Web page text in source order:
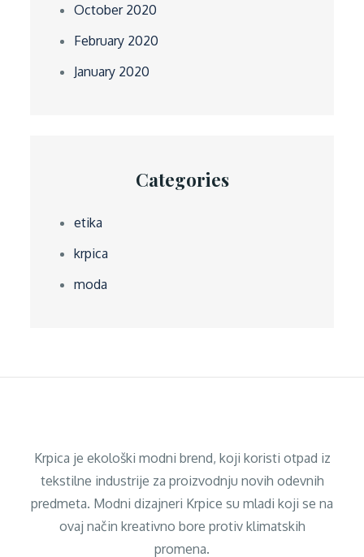
October 2020
February 2020
January 2020
Categories
etika
krpica
moda
Krpica je ekološki modni brend, koji koristi otpad iz
tekstilne industrije za proizvodnju novih odevnih
predmeta. Modni dizajneri Krpice su mladi koji se na
ovaj način kreativno bore protiv klimatskih
promena.